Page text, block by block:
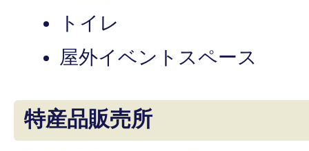
トイレ
屋外イベントスペース
特産品販売所